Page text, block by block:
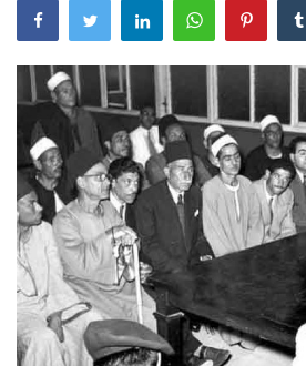
Onyesho la Majaribio
Misri
Timu yetu
Urithi wa Nasser
Habari
Harakati ya Nasser kwa Vijana
Kanuni na Masharti ya Udhamini wa